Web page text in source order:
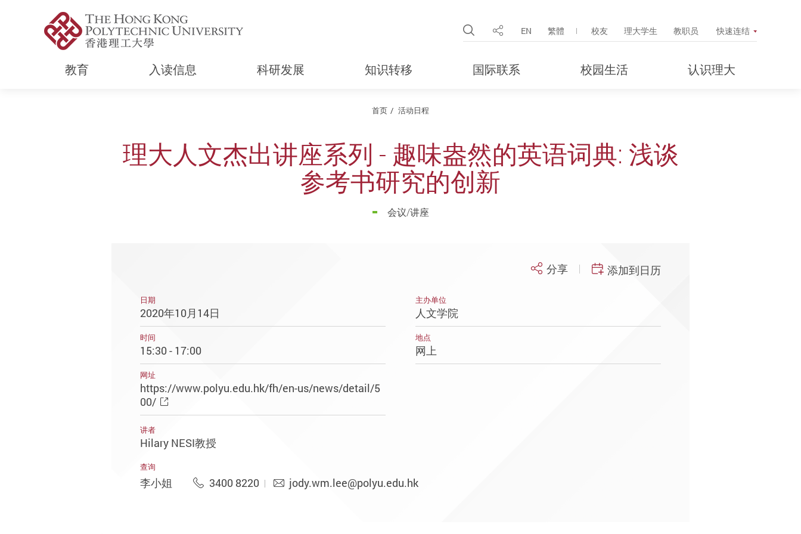
Open Site Search Popup
分享 EN 繁體 校友 理大学生 教职员 快速连结
教育 入读信息 科研发展 知识转移 国际联系 校园生活 认识理大
首页 活动日程
理大人文杰出讲座系列 - 趣味盎然的英语词典: 浅谈
参考书研究的创新
会议/讲座
分享 添加到日历
日期
2020年10月14日
主办单位
人文学院
时间
15:30 - 17:00
地点
网上
网址
https://www.polyu.edu.hk/fh/en-us/news/detail/5
00/
讲者
Hilary NESI教授
查询
李小姐 3400 8220 jody.wm.lee@polyu.edu.hk